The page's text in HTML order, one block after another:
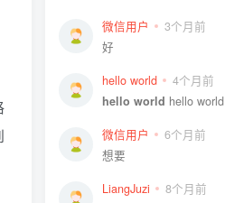
微信用户 3个月前
好
hello world 4个月前
hello world hello world
微信用户 6个月前
想要
LiangJuzi 8个月前